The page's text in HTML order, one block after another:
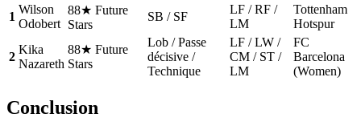
1
Wilson
Odobert
88★ Future
Stars
SB / SF
LF / RF /
LM
Tottenham
Hotspur
2
Kika
Nazareth
88★ Future
Stars
Lob / Passe
décisive /
Technique
LF / LW /
CM / ST /
LM
FC
Barcelona
(Women)
Conclusion